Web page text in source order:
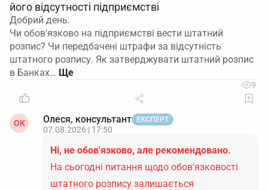
його відсутності підприємстві
Добрий день.
Чи обов'язково на підприємстві вести штатний
розпис? Чи передбачені штрафи за відсутність
штатного розпису. Як затверджувати штатний розпис
в Банках…
9
ОК Олеся, консультант ЕКСПЕРТ
07.08.2026 | 17:50
Ні, не обов'язково, але рекомендовано.
На сьогодні питання щодо обов'язковості
штатного розпису залишається